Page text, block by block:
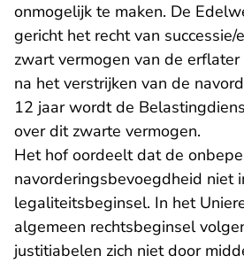
onmogelijk te maken. De
gericht het recht van
zwart vermogen van de
na het verstrijken van de
12 jaar wordt de
over dit zwarte vermogen.
Het hof oordeelt dat de
navorderingsbevoegdheid niet
legaliteitsbeginsel. In het
algemeen rechtsbeginsel
justitiabelen zich niet door